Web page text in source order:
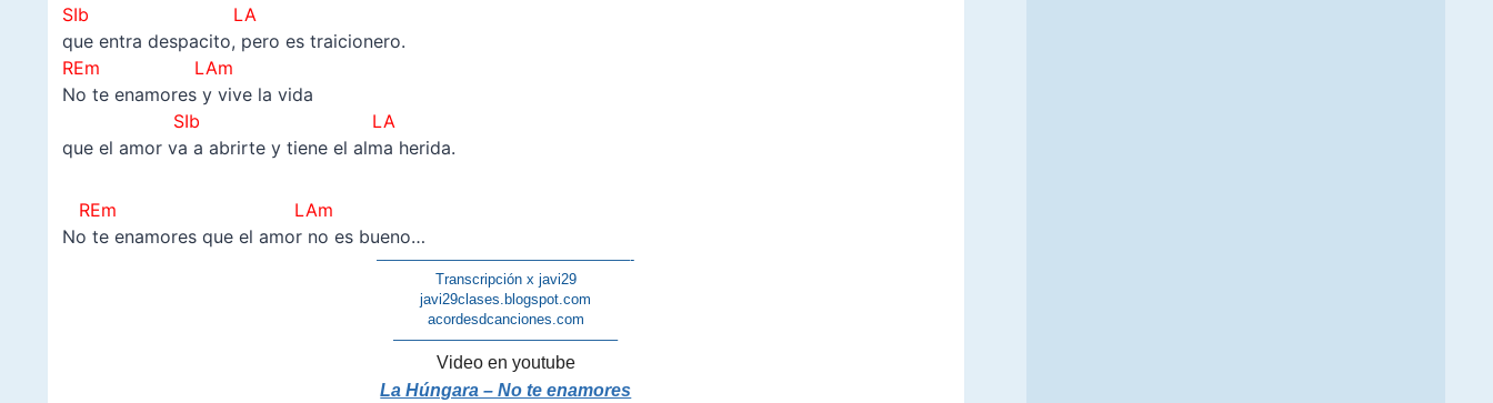
SIb LA
que entra despacito, pero es traicionero.
REm LAm
No te enamores y vive la vida
SIb LA
que el amor va a abrirte y tiene el alma herida.
REm LAm
No te enamores que el amor no es bueno…
–—————————————————-
Transcripción x javi29
javi29clases.blogspot.com
acordesdcanciones.com
———————————————–
Video en youtube
La Húngara – No te enamores